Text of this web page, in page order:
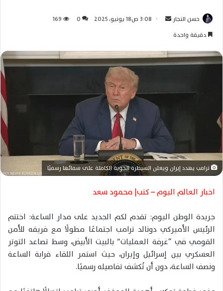
حسن النجار
ل
ب
ي
إ
ك
ت
ر
ن
ا
3:08 ص18 يونيو، 2025 0
169
دقيقة واحدة
ترامب يهدد إيران ويعلن السيطرة الجوية الكاملة على سمائها رسميًا
اخبار العالم اليوم – كتب| محمود سعد
جريدة الوطن اليوم: تقدم لكم الجديد على مدار الساعة: اختتم
الرئيس الأميركي دونالد ترامب اجتماعًا مطولًا مع فريقه للأمن
القومي في “غرفة العمليات” بالبيت الأبيض، وسط تصاعد التوتر
العسكري بين إسرائيل وإيران، حيث استمر اللقاء قرابة الساعة
ونصف الساعة، دون أن تُكشف تفاصيله رسميًا.